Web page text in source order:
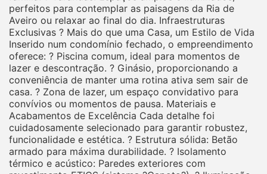
perfeitos para contemplar as paisagens da Ria de
Aveiro ou relaxar ao final do dia. Infraestruturas
Exclusivas ? Mais do que uma Casa, um Estilo de Vida
Inserido num condomínio fechado, o empreendimento
oferece: ? Piscina comum, ideal para momentos de
lazer e descontração. ? Ginásio, proporcionando a
conveniência de manter uma rotina ativa sem sair de
casa. ? Zona de lazer, um espaço convidativo para
convívios ou momentos de pausa. Materiais e
Acabamentos de Excelência Cada detalhe foi
cuidadosamente selecionado para garantir robustez,
funcionalidade e estética. ? Estrutura sólida: Betão
armado para máxima durabilidade. ? Isolamento
térmico e acústico: Paredes exteriores com